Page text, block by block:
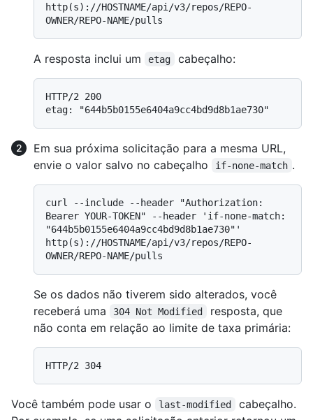
http(s)://HOSTNAME/api/v3/repos/REPO-
A resposta inclui um etag cabeçalho:
HTTP/2 200
Em sua próxima solicitação para a mesma URL,
envie o valor salvo no cabeçalho
if-none-match .
curl --include --header "Authorization:
Bearer YOUR-TOKEN" --header 'if-none-match:
"644b5b0155e6404a9cc4bd9d8b1ae730"'
http(s)://HOSTNAME/api/v3/repos/REPO-
Se os dados não tiverem sido alterados, você
receberá uma
304 Not Modified
resposta, que
não conta em relação ao limite de taxa primária:
Você também pode usar o last-modified
cabeçalho.